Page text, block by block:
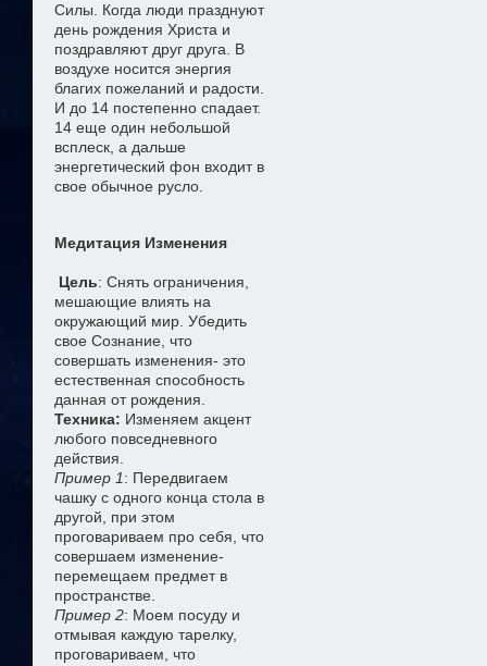
Силы. Когда люди празднуют
день рождения Христа и
поздравляют друг друга. В
воздухе носится энергия
благих пожеланий и радости.
И до 14 постепенно спадает.
14 еще один небольшой
всплеск, а дальше
энергетический фон входит в
свое обычное русло.
Медитация Изменения
Цель: Снять ограничения,
мешающие влиять на
окружающий мир. Убедить
свое Сознание, что
совершать изменения- это
естественная способность
данная от рождения.
Техника: Изменяем акцент
любого повседневного
действия.
Пример 1: Передвигаем
чашку с одного конца стола в
другой, при этом
проговариваем про себя, что
совершаем изменение-
перемещаем предмет в
пространстве.
Пример 2: Моем посуду и
отмывая каждую тарелку,
проговариваем, что